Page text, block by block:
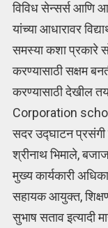
विविध सेन्सर्स आणि
यांच्या आधारावर
समस्या कशा प्रकारे
करण्यासाठी सक्षम
करण्यासाठी देखील
Corporation
सदर उद्घाटन प्रसंगी
श्रीनाथ भिमाले,
मुख्य कार्यकारी
सहायक आयुक्त,
सुभाष सताव इत्यादी